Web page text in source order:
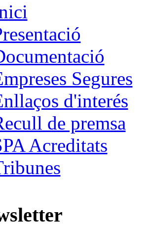
Segures
d'interés
de premsa
Acreditats